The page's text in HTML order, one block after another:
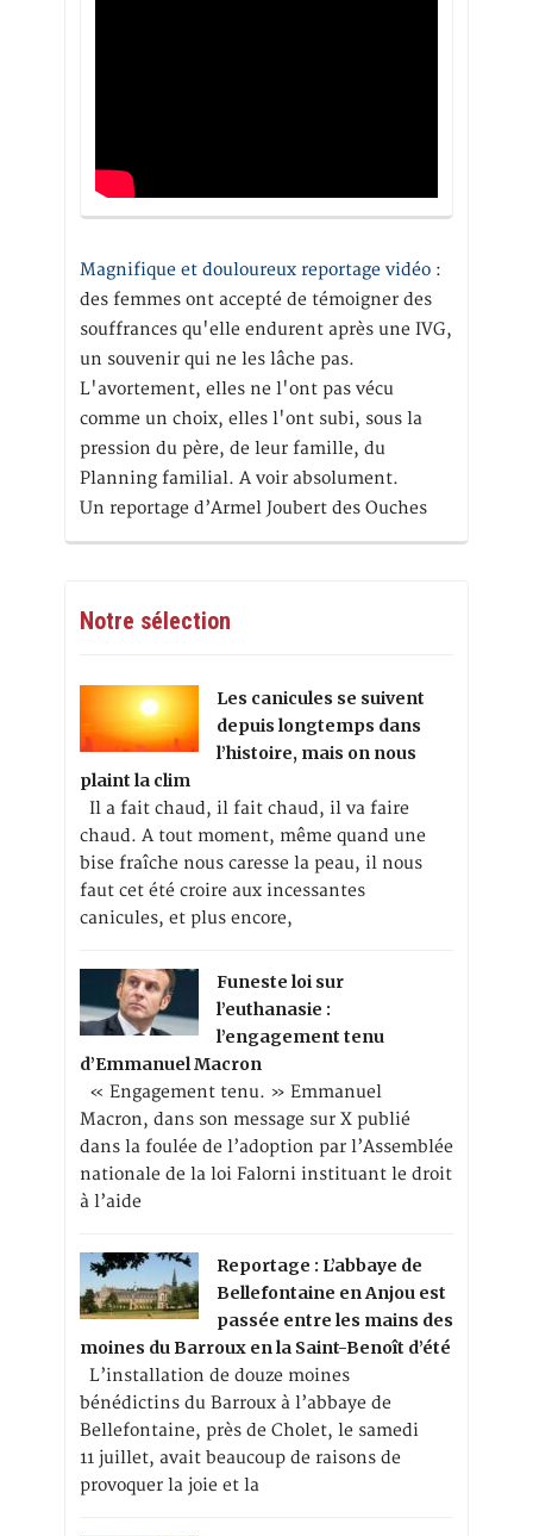
Magnifique et douloureux reportage vidéo :
des femmes ont accepté de témoigner des
souffrances qu'elle endurent après une IVG,
un souvenir qui ne les lâche pas.
L'avortement, elles ne l'ont pas vécu
comme un choix, elles l'ont subi, sous la
pression du père, de leur famille, du
Planning familial. A voir absolument.
Un reportage d’Armel Joubert des Ouches
Notre sélection
Les canicules se suivent
depuis longtemps dans
l’histoire, mais on nous
plaint la clim
Il a fait chaud, il fait chaud, il va faire
chaud. A tout moment, même quand une
bise fraîche nous caresse la peau, il nous
faut cet été croire aux incessantes
canicules, et plus encore,
Funeste loi sur
l’euthanasie :
l’engagement tenu
d’Emmanuel Macron
« Engagement tenu. » Emmanuel
Macron, dans son message sur X publié
dans la foulée de l’adoption par l’Assemblée
nationale de la loi Falorni instituant le droit
à l’aide
Reportage : L’abbaye de
Bellefontaine en Anjou est
passée entre les mains des
moines du Barroux en la Saint-Benoît d’été
L’installation de douze moines
bénédictins du Barroux à l’abbaye de
Bellefontaine, près de Cholet, le samedi
11 juillet, avait beaucoup de raisons de
provoquer la joie et la